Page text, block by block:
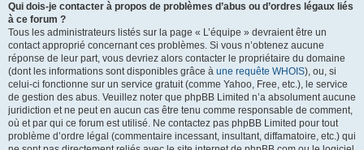
Qui dois-je contacter à propos de problèmes d’abus ou d’ordres légaux liés
à ce forum ?
Tous les administrateurs listés sur la page « L’équipe » devraient être un
contact approprié concernant ces problèmes. Si vous n’obtenez aucune
réponse de leur part, vous devriez alors contacter le propriétaire du domaine
(dont les informations sont disponibles grâce à une requête WHOIS), ou, si
celui-ci fonctionne sur un service gratuit (comme Yahoo, Free, etc.), le service
de gestion des abus. Veuillez noter que phpBB Limited n’a absolument aucune
juridiction et ne peut en aucun cas être tenu comme responsable de comment,
où et par qui ce forum est utilisé. Ne contactez pas phpBB Limited pour tout
problème d’ordre légal (commentaire incessant, insultant, diffamatoire, etc.) qui